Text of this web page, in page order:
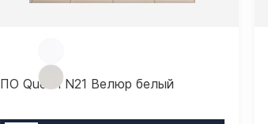
ПО Queen N21 Велюр белый